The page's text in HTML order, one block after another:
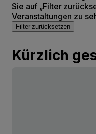
Sie auf „Filter
Veranstaltungen zu
Filter zurücksetzen
Kürzlich